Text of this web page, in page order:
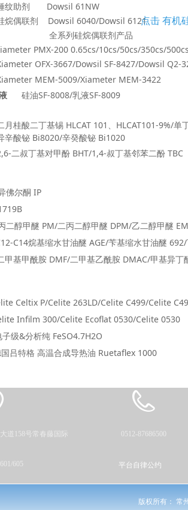
Dowsil 61NW
Dowsil 6040/Dowsil 6121
烷偶联剂产品
PMX-200 0.65cs/10cs/50cs/350cs/
OFX-3667/Dowsil SF-8427/Dowsil Q2-
MEM-5009/Xiameter MEM-3422
液 硅油SF-8008/乳液SF-8009
月桂酸二丁基锡 HLCAT 101、HLCAT101-9%/
酸铋 Bi8020/辛癸酸铋 Bi1020
丁基对甲酚 BHT/1,4-叔丁基邻苯二酚 TBC
佛尔酮 IP
二醇甲醚 PM/二丙二醇甲醚 DPM/乙二醇甲醚
C14烷基缩水甘油醚 AGE/苄基缩水甘油醚
甲基甲酰胺 DMF/二甲基乙酰胺 DMAC/甲基异丁
Celtix P/Celite 263LD/Celite C499/Celite
Celite Ecoflat 0530/Celite 0530
级&分析纯 FeSO4.7H2O
吕特格 高温合成导热油 Ruetaflex 1000
点击 有机
道158号常春藤国际
605
0512-87686500
平台自律公约
版权所有： 常